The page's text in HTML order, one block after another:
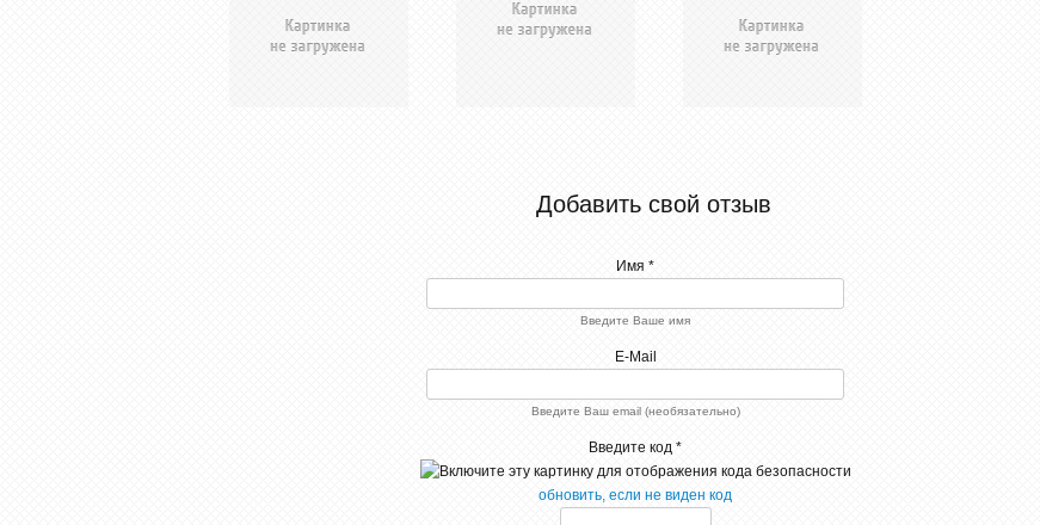
Добавить свой отзыв
Имя *
Введите Ваше имя
E-Mail
Введите Ваш email (необязательно)
Введите код *
обновить, если не виден код